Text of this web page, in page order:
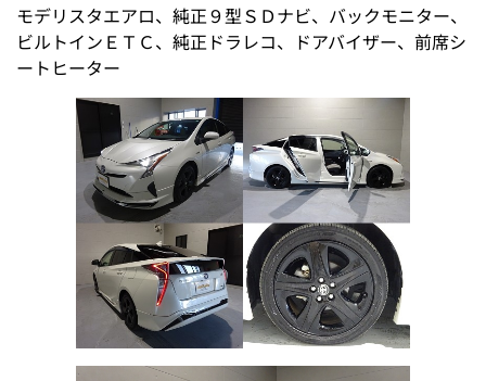
モデリスタエアロ、純正９型ＳＤナビ、バックモニター、
ビルトインＥＴＣ、純正ドラレコ、ドアバイザー、前席シ
ートヒーター